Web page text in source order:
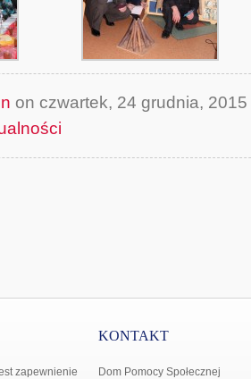
on czwartek, 24 grudnia,
zapewnienie
KONTAKT
Dom Pomocy Społecznej